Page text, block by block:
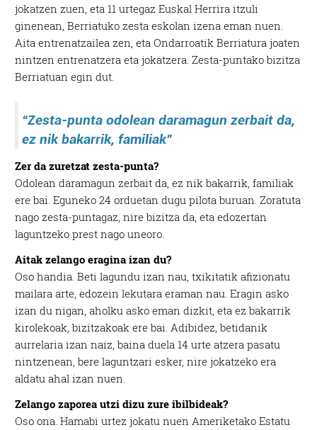
jokatzen zuen, eta 11 urtegaz Euskal Herrira itzuli
ginenean, Berriatuko zesta eskolan izena eman nuen.
Aita entrenatzailea zen, eta Ondarroatik Berriatura joaten
nintzen entrenatzera eta jokatzera. Zesta-puntako bizitza
Berriatuan egin dut.
“Zesta-punta odolean daramagun zerbait da,
ez nik bakarrik, familiak”
Zer da zuretzat zesta-punta?
Odolean daramagun zerbait da, ez nik bakarrik, familiak
ere bai. Eguneko 24 orduetan dugu pilota buruan. Zoratuta
nago zesta-puntagaz, nire bizitza da, eta edozertan
laguntzeko prest nago uneoro.
Aitak zelango eragina izan du?
Oso handia. Beti lagundu izan nau, txikitatik afizionatu
mailara arte, edozein lekutara eraman nau. Eragin asko
izan du nigan, aholku asko eman dizkit, eta ez bakarrik
kirolekoak, bizitzakoak ere bai. Adibidez, betidanik
aurrelaria izan naiz, baina duela 14 urte atzera pasatu
nintzenean, bere laguntzari esker, nire jokatzeko era
aldatu ahal izan nuen.
Zelango zaporea utzi dizu zure ibilbideak?
Oso ona. Hamabi urtez jokatu nuen Ameriketako Estatu